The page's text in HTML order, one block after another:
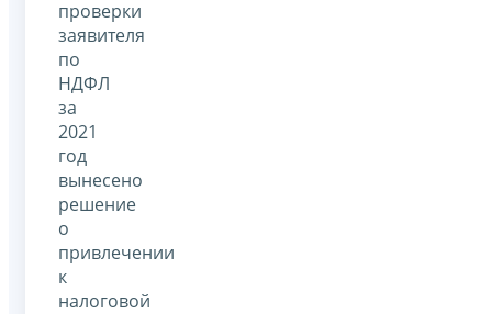
проверки
заявителя
по
НДФЛ
за
2021
год
вынесено
решение
о
привлечении
к
налоговой